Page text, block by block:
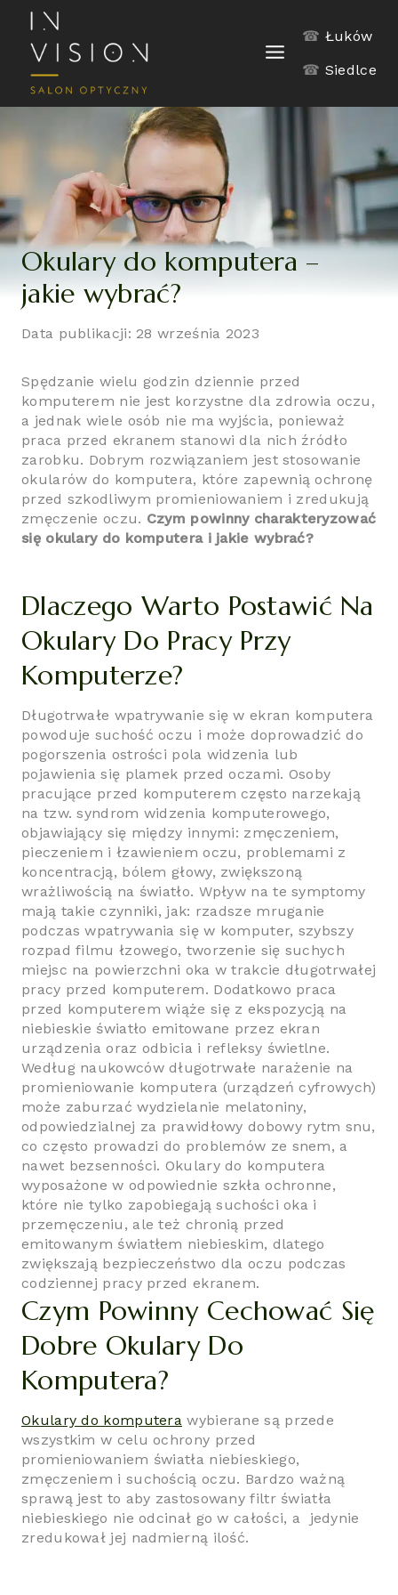
content
☎ Łuków
☎ Siedlce
Okulary do komputera –
jakie wybrać?
Data publikacji: 28 września 2023
Spędzanie wielu godzin dziennie przed
komputerem nie jest korzystne dla zdrowia oczu,
a jednak wiele osób nie ma wyjścia, ponieważ
praca przed ekranem stanowi dla nich źródło
zarobku. Dobrym rozwiązaniem jest stosowanie
okularów do komputera, które zapewnią ochronę
przed szkodliwym promieniowaniem i zredukują
zmęczenie oczu. Czym powinny charakteryzować
się okulary do komputera i jakie wybrać?
Dlaczego Warto Postawić Na
Okulary Do Pracy Przy
Komputerze?
Długotrwałe wpatrywanie się w ekran komputera
powoduje suchość oczu i może doprowadzić do
pogorszenia ostrości pola widzenia lub
pojawienia się plamek przed oczami. Osoby
pracujące przed komputerem często narzekają
na tzw. syndrom widzenia komputerowego,
objawiający się między innymi: zmęczeniem,
pieczeniem i łzawieniem oczu, problemami z
koncentracją, bólem głowy, zwiększoną
wrażliwością na światło. Wpływ na te symptomy
mają takie czynniki, jak: rzadsze mruganie
podczas wpatrywania się w komputer, szybszy
rozpad filmu łzowego, tworzenie się suchych
miejsc na powierzchni oka w trakcie długotrwałej
pracy przed komputerem. Dodatkowo praca
przed komputerem wiąże się z ekspozycją na
niebieskie światło emitowane przez ekran
urządzenia oraz odbicia i refleksy świetlne.
Według naukowców długotrwałe narażenie na
promieniowanie komputera (urządzeń cyfrowych)
może zaburzać wydzielanie melatoniny,
odpowiedzialnej za prawidłowy dobowy rytm snu,
co często prowadzi do problemów ze snem, a
nawet bezsenności. Okulary do komputera
wyposażone w odpowiednie szkła ochronne,
które nie tylko zapobiegają suchości oka i
przemęczeniu, ale też chronią przed
emitowanym światłem niebieskim, dlatego
zwiększają bezpieczeństwo dla oczu podczas
codziennej pracy przed ekranem.
Czym Powinny Cechować Się
Dobre Okulary Do
Komputera?
Okulary do komputera wybierane są przede
wszystkim w celu ochrony przed
promieniowaniem światła niebieskiego,
zmęczeniem i suchością oczu. Bardzo ważną
sprawą jest to aby zastosowany filtr światła
niebieskiego nie odcinał go w całości, a jedynie
zredukował jej nadmierną ilość.